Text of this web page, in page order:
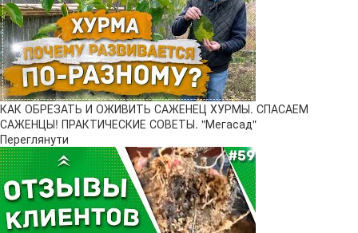
КАК ОБРЕЗАТЬ И ОЖИВИТЬ САЖЕНЕЦ ХУРМЫ. СПАСАЕМ
САЖЕНЦЫ! ПРАКТИЧЕСКИЕ СОВЕТЫ. "Мегасад"
Переглянути